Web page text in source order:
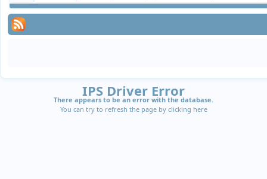
IPS Driver Error
There appears to be an error with the database.
You can try to refresh the page by clicking here